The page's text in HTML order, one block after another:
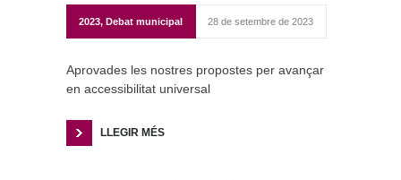
2023, Debat municipal 28 de setembre de 2023
Aprovades les nostres propostes per avançar
en accessibilitat universal
LLEGIR MÉS